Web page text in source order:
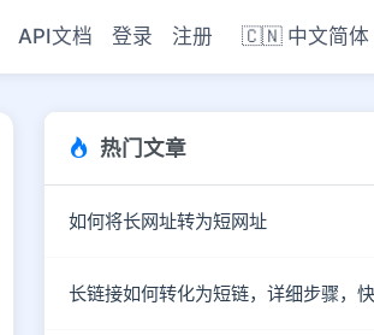
API文档 登录 注册 🇨🇳 中文简体
热门文章
如何将长网址转为短网址
长链接如何转化为短链，详细步骤，